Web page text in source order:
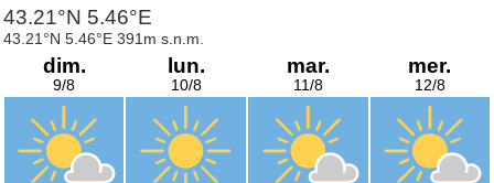
43.21°N 5.46°E
43.21°N 5.46°E 391m s.n.m.
dim.
9/8
lun.
10/8
mar.
11/8
mer.
12/8